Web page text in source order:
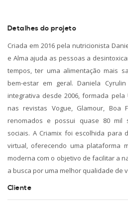
Detalhes do projeto
Criada em 2016 pela nutricionista
e Alma ajuda as pessoas a
tempos, ter uma alimentação mais
bem-estar em geral. Daniela
integrativa desde 2006, formada pela
nas revistas Vogue, Glamour, Boa
renomados e possui quase 80 mil
sociais. A Criamix foi escolhida para
virtual, oferecendo uma plataforma
moderna com o objetivo de facilitar a
a busca por uma melhor qualidade de
Cliente